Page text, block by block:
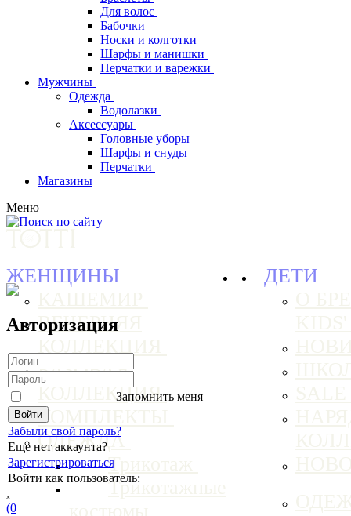
Для волос
Бабочки
Носки и колготки
Шарфы и манишки
Перчатки и варежки
Мужчины
Одежда
Водолазки
Аксессуары
Головные уборы
Шарфы и снуды
Перчатки
Магазины
Меню
ЖЕНЩИНЫ
ВЕЧЕРНЯЯ
БАЗОВАЯ
КОЛЛЕКЦИЯ
КОМПЛЕКТЫ
ОДЕЖДА
Трикотаж
Трикотажные
ДЕТИ
Авторизация
Запомнить меня
Забыли свой пароль?
Еще нет аккаунта?
Зарегистрироваться
Войти как пользователь:
ₓ
(0